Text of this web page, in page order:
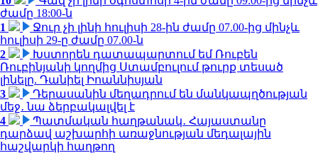
ժամը 18:00-ն
1
Ջուր չի լինի հուլիսի 28-ին ժամը 07.00-ից մինչև
հուլիսի 29-ը ժամը 07.00-ն
2
Խստորեն դատապարտում եմ Ռուբեն
Ռուբինյանի կողմից Ստամբուլում թուրք տեսած
լինելը. Դանիել Իոաննիսյան
3
Դերասանին մեղադրում են մանկապղծության
մեջ․ նա ձերբակալվել է
4
Պատմական հաղթանակ․ Հայաստանը
դարձավ աշխարհի առաջնության մեդալային
հաշվարկի հաղթող